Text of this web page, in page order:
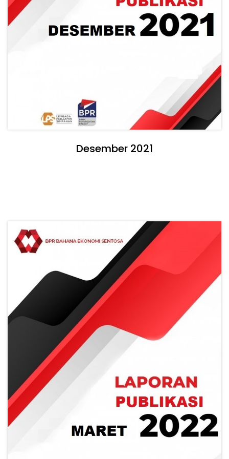
Desember 2021